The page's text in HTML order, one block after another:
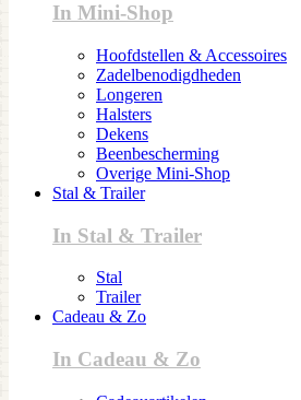
In Mini-Shop
Hoofdstellen & Accessoires
Zadelbenodigdheden
Longeren
Halsters
Dekens
Beenbescherming
Overige Mini-Shop
Stal & Trailer
In Stal & Trailer
Stal
Trailer
Cadeau & Zo
In Cadeau & Zo